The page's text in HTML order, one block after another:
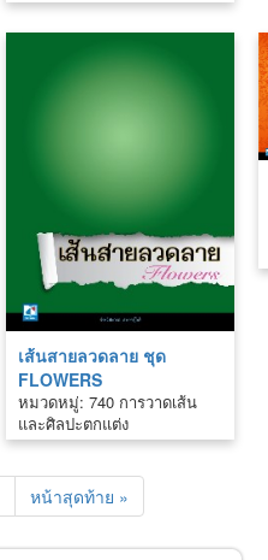
เส้นสายลวดลาย ชุด
FLOWERS
หมวดหมู่: 740 การวาดเส้น
และศิลปะตกแต่ง
หน้าสุดท้าย »